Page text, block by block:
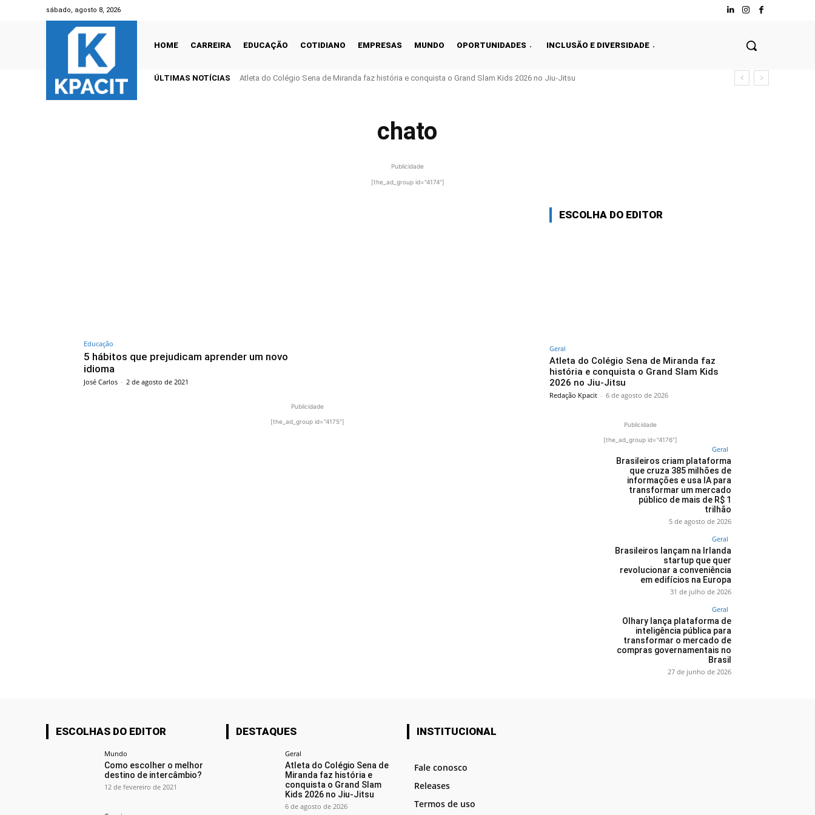
sábado, agosto 8, 2026
HOME CARREIRA EDUCAÇÃO COTIDIANO EMPRESAS MUNDO OPORTUNIDADES INCLUSÃO E DIVERSIDADE
ÚLTIMAS NOTÍCIAS Atleta do Colégio Sena de Miranda faz história e conquista o Grand Slam Kids 2026 no Jiu-Jitsu
chato
Publicidade
[the_ad_group id="4174"]
Educação
5 hábitos que prejudicam aprender um novo
idioma
José Carlos - 2 de agosto de 2021
Publicidade
[the_ad_group id="4175"]
ESCOLHA DO EDITOR
Geral
Atleta do Colégio Sena de Miranda faz
história e conquista o Grand Slam Kids
2026 no Jiu-Jitsu
Redação Kpacit - 6 de agosto de 2026
Publicidade
[the_ad_group id="4176"]
Geral
Brasileiros criam plataforma
que cruza 385 milhões de
informações e usa IA para
transformar um mercado
público de mais de R$ 1
trilhão
5 de agosto de 2026
Geral
Brasileiros lançam na Irlanda
startup que quer
revolucionar a conveniência
em edifícios na Europa
31 de julho de 2026
Geral
Olhary lança plataforma de
inteligência pública para
transformar o mercado de
compras governamentais no
Brasil
27 de junho de 2026
ESCOLHAS DO EDITOR
Mundo
Como escolher o melhor
destino de intercâmbio?
12 de fevereiro de 2021
DESTAQUES
Geral
Atleta do Colégio Sena de
Miranda faz história e
conquista o Grand Slam
Kids 2026 no Jiu-Jitsu
6 de agosto de 2026
INSTITUCIONAL
Fale conosco
Releases
Termos de uso